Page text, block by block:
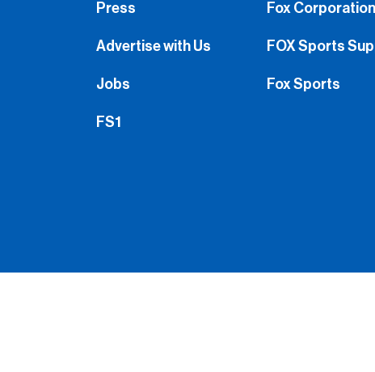
Press
Advertise with Us
Jobs
FS1
Fox Corporation
FOX Sports
Fox Sports